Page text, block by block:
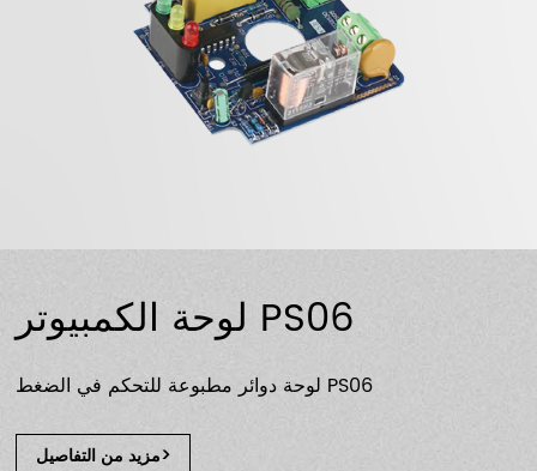
لوحة الكمبيوتر PS06
لوحة دوائر مطبوعة للتحكم في الضغط PS06
مزيد من التفاصيل>